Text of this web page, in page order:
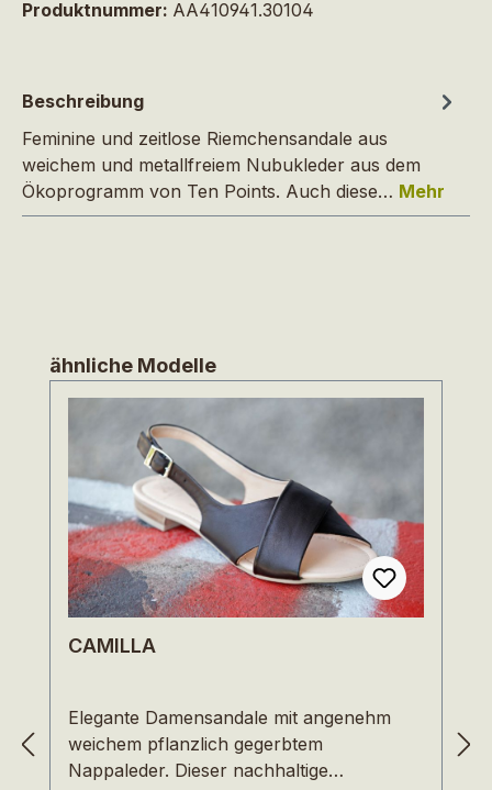
Produktnummer: AA410941.30104
Beschreibung
Feminine und zeitlose Riemchensandale aus
weichem und metallfreiem Nubukleder aus dem
Ökoprogramm von Ten Points. Auch diese… Mehr
Produktgalerie überspringen
ähnliche Modelle
CAMILLA
Elegante Damensandale mit angenehm
weichem pflanzlich gegerbtem
Nappaleder. Dieser nachhaltige